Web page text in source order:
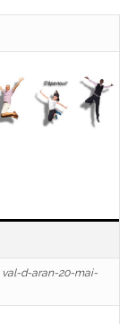
val-d-aran-20-mai-